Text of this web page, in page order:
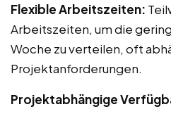
Flexible Arbeitszeiten:
Arbeitszeiten, um die
Woche zu verteilen, oft
Projektanforderungen.
Projektabhängige